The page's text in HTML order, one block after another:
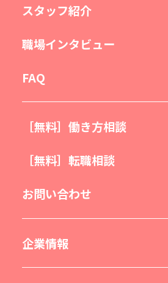
スタッフ紹介
職場インタビュー
FAQ
［無料］働き方相談
［無料］転職相談
お問い合わせ
企業情報